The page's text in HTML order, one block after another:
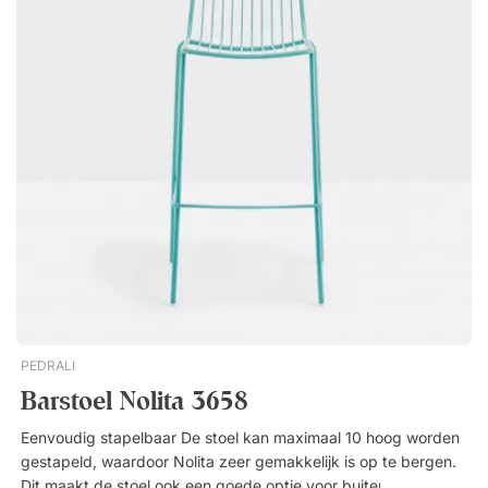
maakt. Stapelbaar tot 12 stoelen. Minimale afname 2 stuks
(prijs per stuk afgebeeld). Perfect voor buitengebruik.
PEDRALI
Barstoel Nolita 3658
Eenvoudig stapelbaar De stoel kan maximaal 10 hoog worden
gestapeld, waardoor Nolita zeer gemakkelijk is op te bergen.